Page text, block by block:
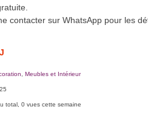
contacter sur WhatsApp pour les
Meubles et Intérieur
total, 0 vues cette semaine